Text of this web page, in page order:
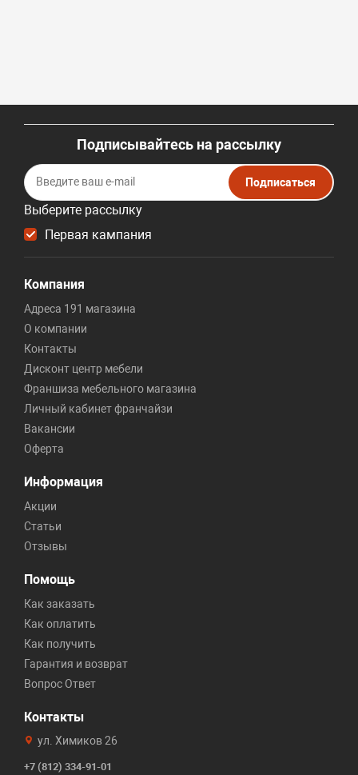
Подписывайтесь на рассылку
Выберите рассылку
Первая кампания
Подписаться
Компания
Адреса 191 магазина
О компании
Контакты
Дисконт центр мебели
Франшиза мебельного магазина
Личный кабинет франчайзи
Вакансии
Оферта
Информация
Акции
Статьи
Отзывы
Помощь
Как заказать
Как оплатить
Как получить
Гарантия и возврат
Вопрос Ответ
Контакты
ул. Химиков 26
+7 (812) 334-91-01